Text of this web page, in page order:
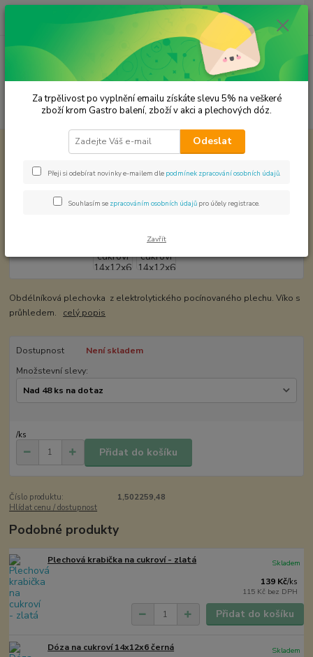
Menu
Hledat
ks
za 0,00 Kč
Plechové dózy - kořenky Dóza na cukroví 14x12x6 cm
Dóza na cukroví 14x12x6 cm
Obdélníková plechovka z elektrolytického pocínovaného plechu. Víko s
průhledem. celý popis
Dostupnost
Není skladem
Množstevní slevy:
/ks
Přidat do košíku
Číslo produktu:
1,502259,48
Hlídat cenu / dostupnost
Podobné produkty
Plechová krabička na cukroví - zlatá
139 Kč/ks
115 Kč bez DPH
Skladem
Přidat do košíku
Dóza na cukroví 14x12x6 černá
Skladem
Za trpělivost po vyplnění emailu získáte slevu 5% na veškeré
zboží krom Gastro balení, zboží v akci a plechových dóz.
Odeslat
Přeji si odebírat novinky e-mailem dle podmínek zpracování osobních údajů
Souhlasím se zpracováním osobních údajů pro účely registrace.
Zavřít